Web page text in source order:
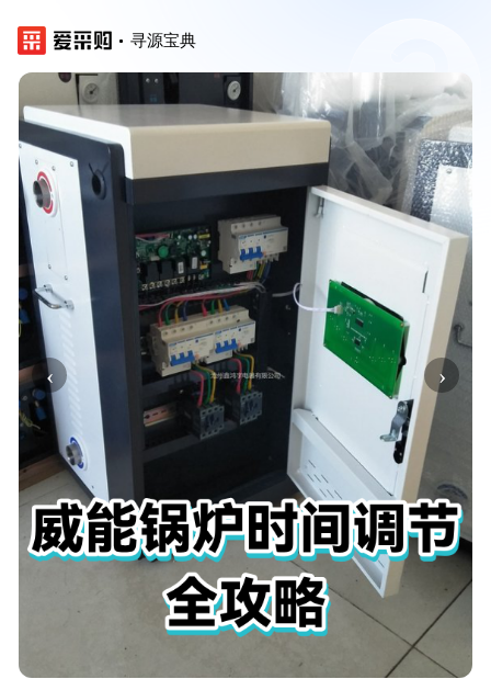
寻源宝典
‹ ›